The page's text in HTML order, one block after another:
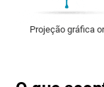
Projeção gráfica